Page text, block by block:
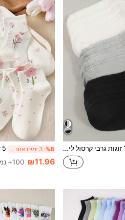
15 זוגות גרבי קרסול לילדים בצבע אחיד, שחור/אפור/לבן, 3 צבעים זמינים, מתאים לתינוקות, ילדים, בנים ובנות, עיצוב מחשוף נמוך, אידיאלי לחזרה לבית הספר, ספורט, ריצה, רך ונוח, מתנה נהדרת ללבוש יומיומי, חגים, ימי הולדת, ליל כל הקדושים, חג המולד %8 3 ימים אחרונים
₪11.96 100+ נמכר